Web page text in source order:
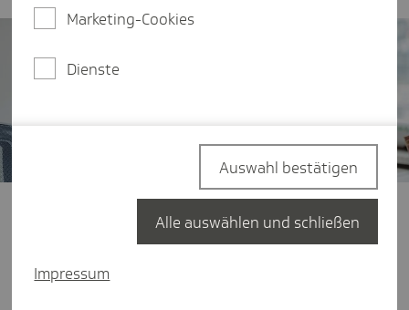
Herr Dr. Gantner, was muss man sich unter einer
Digitalen Residenz-Praxis vorstellen und wie ist der
Marketing-Cookies
Dienste
Impressum
Auswahl bestätigen
Alle auswählen und schließen